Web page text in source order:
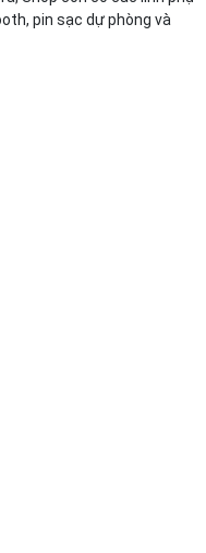
pin sạc dự phòng và